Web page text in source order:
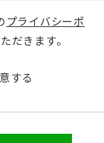
プライバシーポ
だきます。
する